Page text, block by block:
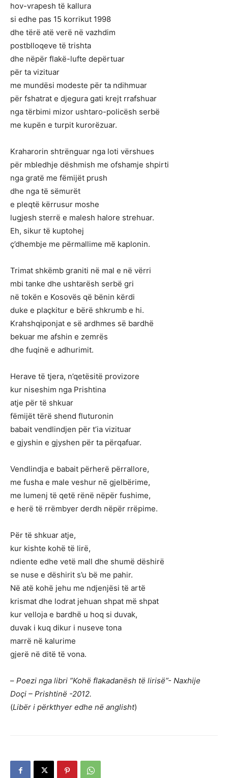
hov-vrapesh të kallura
si edhe pas 15 korrikut 1998
dhe tërë atë verë në vazhdim
postblloqeve të trishta
dhe nëpër flakë-lufte depërtuar
për ta vizituar
me mundësi modeste për ta ndihmuar
për fshatrat e djegura gati krejt rrafshuar
nga tërbimi mizor ushtaro-policësh serbë
me kupën e turpit kurorëzuar.
Kraharorin shtrënguar nga loti vërshues
për mbledhje dëshmish me ofshamje shpirti
nga gratë me fëmijët prush
dhe nga të sëmurët
e pleqtë kërrusur moshe
lugjesh sterrë e malesh halore strehuar.
Eh, sikur të kuptohej
ç’dhembje me përmallime më kaplonin.
Trimat shkëmb graniti në mal e në vërri
mbi tanke dhe ushtarësh serbë gri
në tokën e Kosovës që bënin kërdi
duke e plaçkitur e bërë shkrumb e hi.
Krahshqiponjat e së ardhmes së bardhë
bekuar me afshin e zemrës
dhe fuqinë e adhurimit.
Herave të tjera, n’qetësitë provizore
kur niseshim nga Prishtina
atje për të shkuar
fëmijët tërë shend fluturonin
babait vendlindjen për t’ia vizituar
e gjyshin e gjyshen për ta përqafuar.
Vendlindja e babait përherë përrallore,
me fusha e male veshur në gjelbërime,
me lumenj të qetë rënë nëpër fushime,
e herë të rrëmbyer derdh nëpër rrëpime.
Për të shkuar atje,
kur kishte kohë të lirë,
ndiente edhe vetë mall dhe shumë dëshirë
se nuse e dëshirit s’u bë me pahir.
Në atë kohë jehu me ndjenjësi të artë
krismat dhe lodrat jehuan shpat më shpat
kur velloja e bardhë u hoq si duvak,
duvak i kuq dikur i nuseve tona
marrë në kalurime
gjerë në ditë të vona.
– Poezi nga libri ”Kohë flakadanësh të lirisë”- Naxhije
Doçi – Prishtinë -2012.
(Libër i përkthyer edhe në anglisht)